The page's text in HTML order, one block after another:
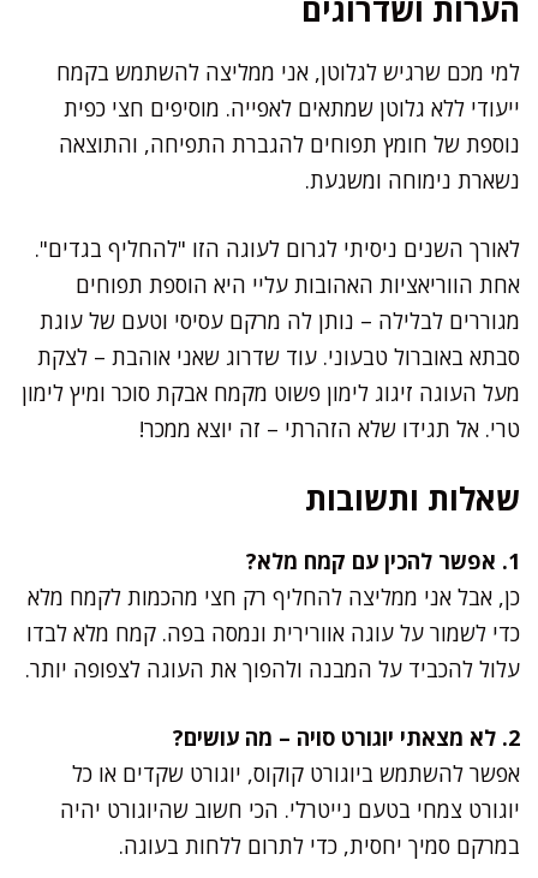
הערות ושדרוגים
למי מכם שרגיש לגלוטן, אני ממליצה להשתמש בקמח
ייעודי ללא גלוטן שמתאים לאפייה. מוסיפים חצי כפית
נוספת של חומץ תפוחים להגברת התפיחה, והתוצאה
נשארת נימוחה ומשגעת.
לאורך השנים ניסיתי לגרום לעוגה הזו "להחליף בגדים".
אחת הווריאציות האהובות עליי היא הוספת תפוחים
מגוררים לבלילה – נותן לה מרקם עסיסי וטעם של עוגת
סבתא באוברול טבעוני. עוד שדרוג שאני אוהבת – לצקת
מעל העוגה זיגוג לימון פשוט מקמח אבקת סוכר ומיץ לימון
טרי. אל תגידו שלא הזהרתי – זה יוצא ממכר!
שאלות ותשובות
1. אפשר להכין עם קמח מלא?
כן, אבל אני ממליצה להחליף רק חצי מהכמות לקמח מלא
כדי לשמור על עוגה אוורירית ונמסה בפה. קמח מלא לבדו
עלול להכביד על המבנה ולהפוך את העוגה לצפופה יותר.
2. לא מצאתי יוגורט סויה – מה עושים?
אפשר להשתמש ביוגורט קוקוס, יוגורט שקדים או כל
יוגורט צמחי בטעם נייטרלי. הכי חשוב שהיוגורט יהיה
במרקם סמיך יחסית, כדי לתרום ללחות בעוגה.